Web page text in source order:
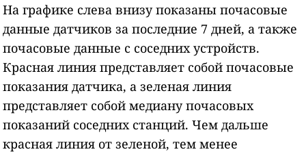
На графике слева внизу показаны почасовые
данные датчиков за последние 7 дней, а также
почасовые данные с соседних устройств.
Красная линия представляет собой почасовые
показания датчика, а зеленая линия
представляет собой медиану почасовых
показаний соседних станций. Чем дальше
красная линия от зеленой, тем менее